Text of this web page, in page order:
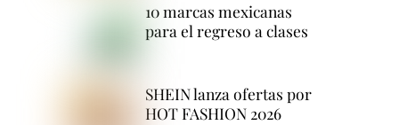
10 marcas mexicanas
para el regreso a clases
SHEIN lanza ofertas por
HOT FASHION 2026